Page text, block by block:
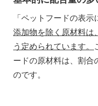
「ペットフードの表示
添加物を除く原材料は
う定められています。
ードの原材料は、割合
のです。